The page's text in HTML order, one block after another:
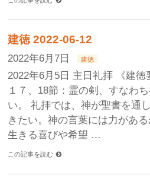
建徳 2022-06-12
2022年6月7日 建徳
2022年6月5日 主日礼拝 《建
１７、18節：霊の剣、すなわ
い。 礼拝では、神が聖書を通
きたい。神の言葉には力があ
生きる喜びや希望 …
この記事を読む